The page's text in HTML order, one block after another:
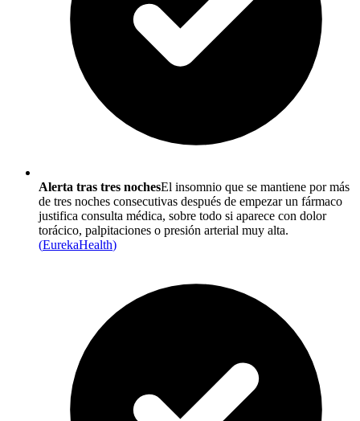
Alerta tras tres nochesEl insomnio que se mantiene por más
de tres noches consecutivas después de empezar un fármaco
justifica consulta médica, sobre todo si aparece con dolor
torácico, palpitaciones o presión arterial muy alta.
(EurekaHealth)